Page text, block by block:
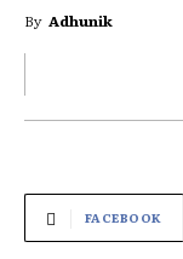
By Adhunik
FACEBOOK